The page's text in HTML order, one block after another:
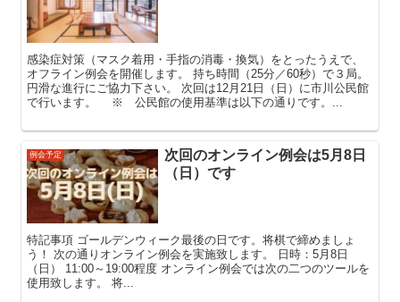
感染症対策（マスク着用・手指の消毒・換気）をとったうえで、
オフライン例会を開催します。 持ち時間（25分／60秒）で３局。
円滑な進行にご協力下さい。 次回は12月21日（日）に市川公民館
で行います。 ※ 公民館の使用基準は以下の通りです。...
例会予定
次回のオンライン例会は5月8日
（日）です
特記事項 ゴールデンウィーク最後の日です。将棋で締めましょ
う！ 次の通りオンライン例会を実施致します。 日時：5月8日
（日） 11:00～19:00程度 オンライン例会では次の二つのツールを
使用致します。 将...